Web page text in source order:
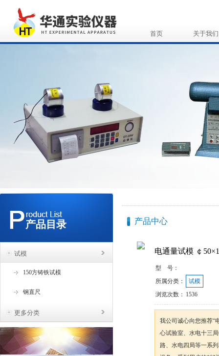
首页 关于我们
产品目录
试模
150方铸铁试模
钢直尺
更多分类
产品中心
电通量试模 ￠
型 号：
所属分类：
试模
浏览次数： 1536
我公司诚心向您推荐“
心试验室、水电十三
路、水电四局等一系